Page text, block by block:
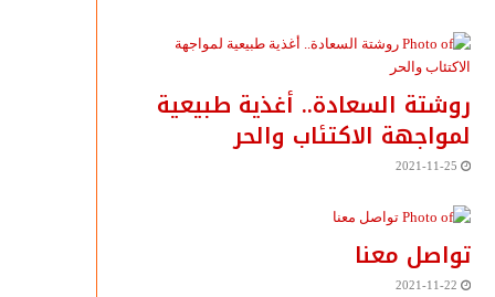
روشتة السعادة.. أغذية طبيعية
لمواجهة الاكتئاب والحر
2021-11-25
تواصل معنا
2021-11-22